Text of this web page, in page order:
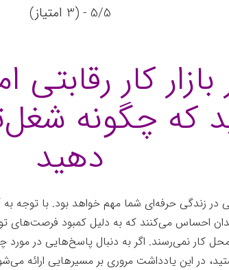
5/5 - (3 امتیاز)
کار رقابتی
که چگونه
دهید
زندگی حرفه‌ای شما مهم خواهد بود. با توجه به
احساس می‌کنند که به دلیل کمبود فرصت‌های
کار نمی‌رسند. اگر به دنبال پاسخ‌هایی در
در این یادداشت مروری بر مسیرهایی ارائه